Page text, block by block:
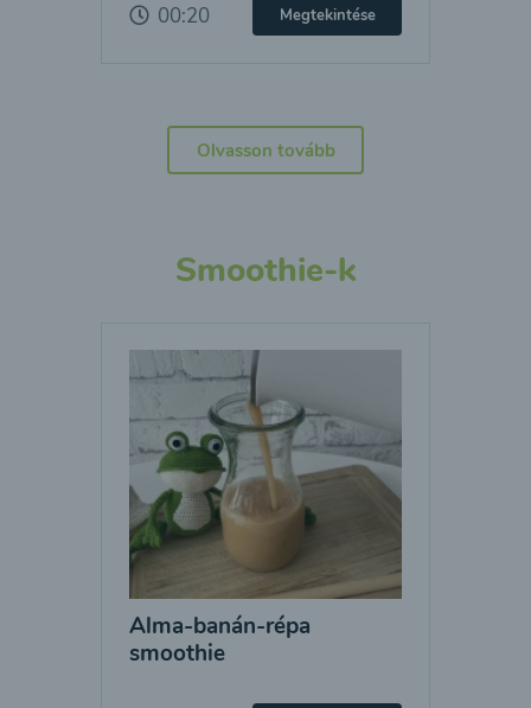
00:20 Megtekintése
Olvasson tovább
Smoothie-k
Alma-banán-répa
smoothie